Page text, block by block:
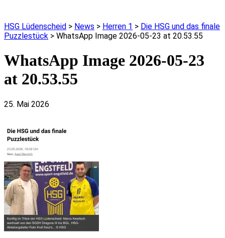
HSG Lüdenscheid > News > Herren 1 > Die HSG und das finale
Puzzlestück > WhatsApp Image 2026-05-23 at 20.53.55
WhatsApp Image 2026-05-23
at 20.53.55
25. Mai 2026